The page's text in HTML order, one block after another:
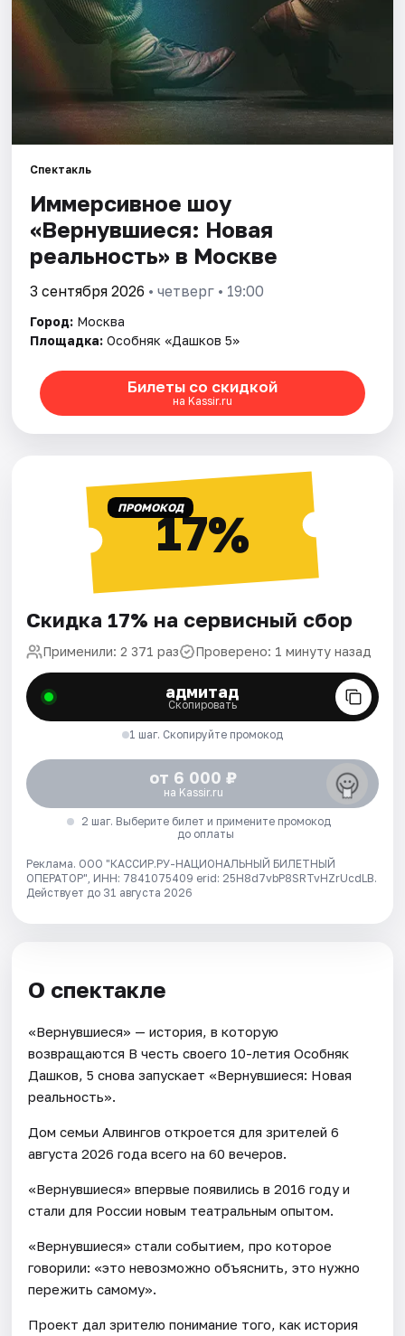
Спектакль
Иммерсивное шоу
«Вернувшиеся: Новая
реальность» в Москве
3 сентября 2026 • четверг • 19:00
Город: Москва
Площадка: Особняк «Дашков 5»
Билеты со скидкой
на Kassir.ru
ПРОМОКОД17%
Скидка 17% на сервисный сбор
Применили: 2 371 раз Проверено: 1 минуту назад
адмитад
Скопировать
1 шаг. Скопируйте промокод
от 6 000 ₽
на Kassir.ru
2 шаг. Выберите билет и примените промокод
до оплаты
Реклама. ООО "КАССИР.РУ-НАЦИОНАЛЬНЫЙ БИЛЕТНЫЙ
ОПЕРАТОР", ИНН: 7841075409 erid: 25H8d7vbP8SRTvHZrUcdLB.
Действует до 31 августа 2026
О спектакле
«Вернувшиеся» — история, в которую
возвращаются В честь своего 10-летия Особняк
Дашков, 5 снова запускает «Вернувшиеся: Новая
реальность».
Дом семьи Алвингов откроется для зрителей 6
августа 2026 года всего на 60 вечеров.
«Вернувшиеся» впервые появились в 2016 году и
стали для России новым театральным опытом.
«Вернувшиеся» стали событием, про которое
говорили: «это невозможно объяснить, это нужно
пережить самому».
Проект дал зрителю понимание того, как история